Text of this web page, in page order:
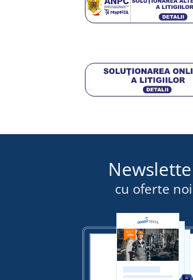
52,25 lei
cu oferte noi